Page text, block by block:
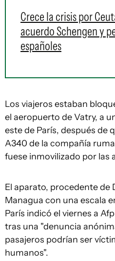
Crece la crisis por
acuerdo Schengen y
españoles
Los viajeros estaban
el aeropuerto de Vatry, a
este de París, después de
A340 de la compañía
fuese inmovilizado por las
El aparato, procedente de
Managua con una escala
París indicó el viernes a
tras una "denuncia
pasajeros podrían ser
humanos".